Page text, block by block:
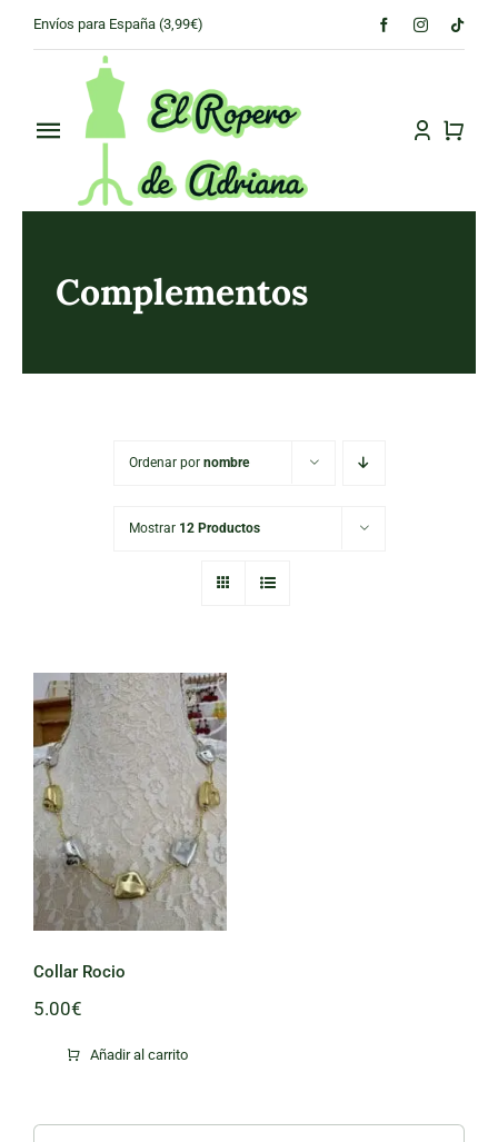
Envíos para España (3,99€)
Toggle
Navigation
PRINCIPAL
Complementos
Ordenar por nombre
Mostrar 12 Productos
Collar Rocio
Collar Rocio
5.00€
Añadir al carrito